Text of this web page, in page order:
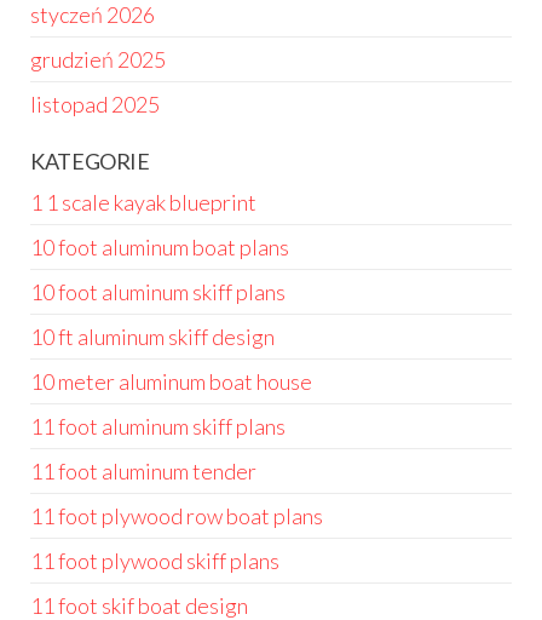
styczeń 2026
grudzień 2025
listopad 2025
KATEGORIE
1 1 scale kayak blueprint
10 foot aluminum boat plans
10 foot aluminum skiff plans
10 ft aluminum skiff design
10 meter aluminum boat house
11 foot aluminum skiff plans
11 foot aluminum tender
11 foot plywood row boat plans
11 foot plywood skiff plans
11 foot skif boat design